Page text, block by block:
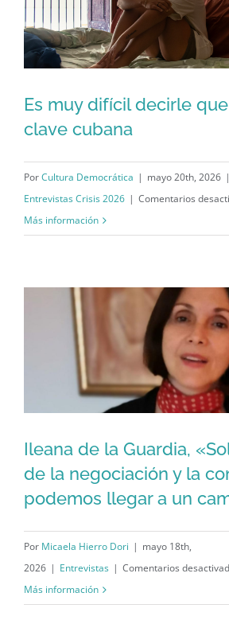
Es muy difícil decirle
Es muy difícil decirle
clave cubana
PorCultura Democrática | mayo 20th, 2026 |
Entrevistas Crisis 2026 | Comentarios
Más información
Ileana de la Guardia,
la negociación y la
podemos llegar a un
Ileana de la Guardia,
de la negociación y la
podemos llegar a un
Por Micaela Hierro Dori | mayo 18th,
2026 | Entrevistas | Comentarios
Más información